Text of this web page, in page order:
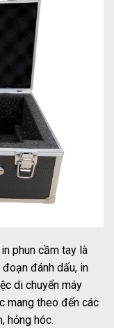
phun cầm tay là
đánh dấu, in
di chuyển máy
mang theo đến các
hỏng hóc.